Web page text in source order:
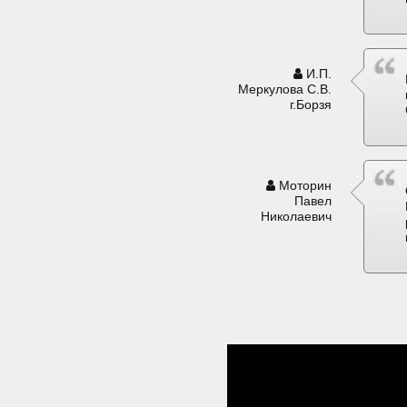
И.П.
Меркулова С.В.
г.Борзя
Моторин
Павел
Николаевич